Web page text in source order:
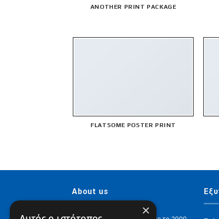
ANOTHER PRINT PACKAGE
FLATSOME POSTER PRINT
About us
×